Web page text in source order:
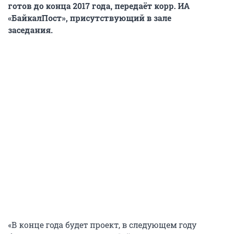
готов до конца 2017 года, передаёт корр. ИА
«БайкалПост», присутствующий в зале
заседания.
«В конце года будет проект, в следующем году